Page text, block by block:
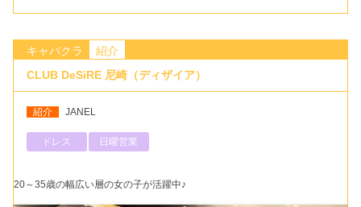
キャバクラ
紹介
CLUB DeSiRE 尼崎（ディザイア）
紹介 JANEL
ドレス 日曜営業
20～35歳の幅広い層の女の子が活躍中♪